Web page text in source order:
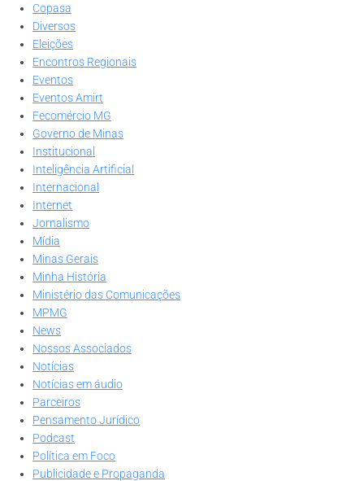
Copasa
Diversos
Eleições
Encontros Regionais
Eventos
Eventos Amirt
Fecomércio MG
Governo de Minas
Institucional
Inteligência Artificial
Internacional
Internet
Jornalismo
Mídia
Minas Gerais
Minha História
Ministério das Comunicações
MPMG
News
Nossos Associados
Notícias
Notícias em áudio
Parceiros
Pensamento Jurídico
Podcast
Política em Foco
Publicidade e Propaganda